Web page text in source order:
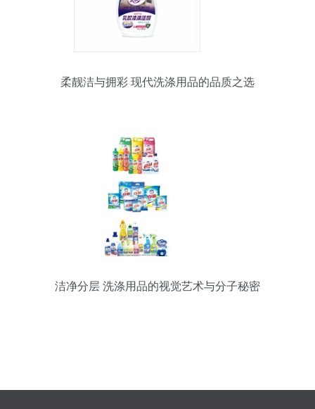
柔靓洁与拥彩 现代洗涤用品的品质之选
洁净分层 洗涤用品的视觉艺术与分子秘密